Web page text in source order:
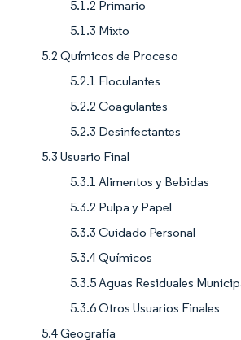
5.1.2 Primario
5.1.3 Mixto
5.2 Químicos de Proceso
5.2.1 Floculantes
5.2.2 Coagulantes
5.2.3 Desinfectantes
5.3 Usuario Final
5.3.1 Alimentos y Bebidas
5.3.2 Pulpa y Papel
5.3.3 Cuidado Personal
5.3.4 Químicos
5.3.5 Aguas Residuales
5.3.6 Otros Usuarios Finales
5.4 Geografía